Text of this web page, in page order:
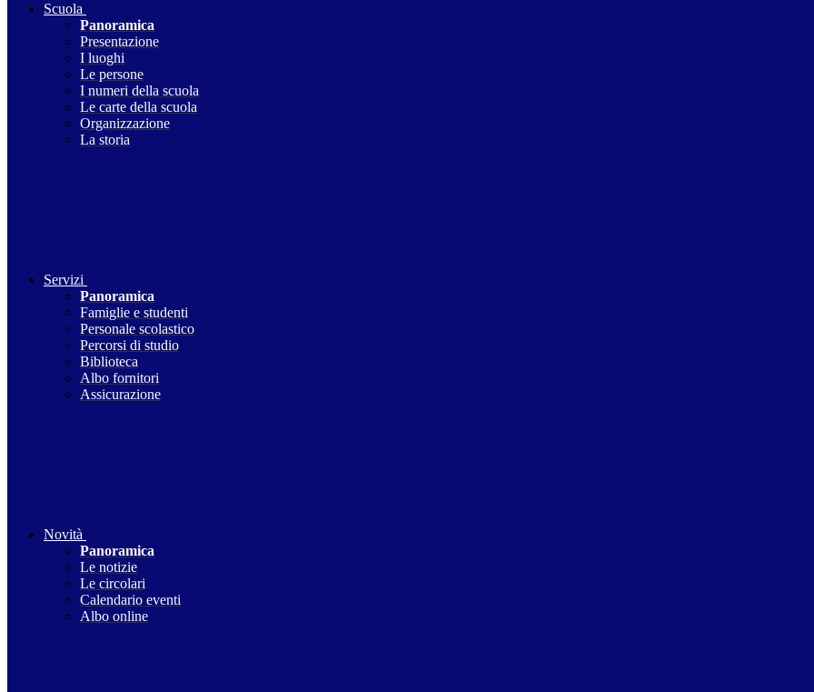
Scuola
Panoramica
Presentazione
I luoghi
Le persone
I numeri della scuola
Le carte della scuola
Organizzazione
La storia
Servizi
Panoramica
Famiglie e studenti
Personale scolastico
Percorsi di studio
Biblioteca
Albo fornitori
Assicurazione
Novità
Panoramica
Le notizie
Le circolari
Calendario eventi
Albo online